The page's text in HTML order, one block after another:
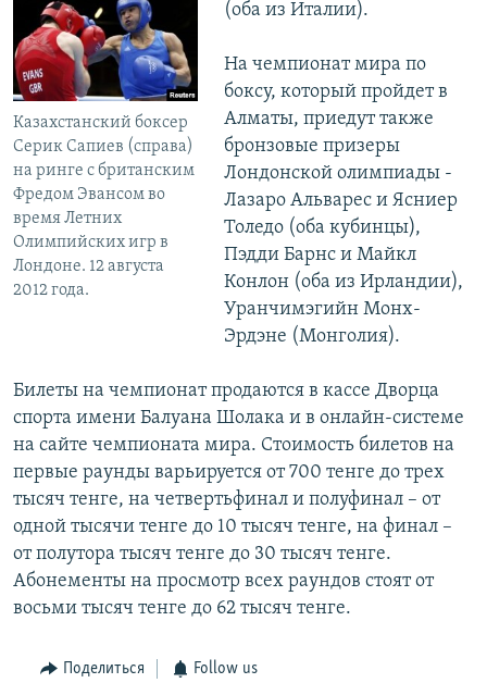
Казахстанский боксер
Серик Сапиев (справа)
на ринге с британским
Фредом Эвансом во
время Летних
Олимпийских игр в
Лондоне. 12 августа
2012 года.
(оба из Италии).
На чемпионат мира по
боксу, который пройдет в
Алматы, приедут также
бронзовые призеры
Лондонской олимпиады -
Лазаро Альварес и Ясниер
Толедо (оба кубинцы),
Пэдди Барнс и Майкл
Конлон (оба из Ирландии),
Уранчимэгийн Монх-
Эрдэне (Монголия).
Билеты на чемпионат продаются в кассе Дворца
спорта имени Балуана Шолака и в онлайн-системе
на сайте чемпионата мира. Стоимость билетов на
первые раунды варьируется от 700 тенге до трех
тысяч тенге, на четвертьфинал и полуфинал – от
одной тысячи тенге до 10 тысяч тенге, на финал –
от полутора тысяч тенге до 30 тысяч тенге.
Абонементы на просмотр всех раундов стоят от
восьми тысяч тенге до 62 тысяч тенге.
Поделиться Follow us